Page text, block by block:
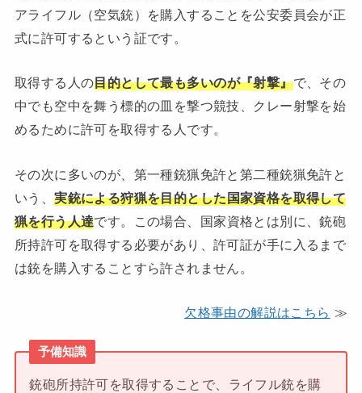
アライフル（空気銃）を購入することを公安委員会が正
式に許可するという証です。
取得する人の目的として最も多いのが『射撃』で、その
中でも空中を舞う標的の皿を撃つ競技、クレー射撃を始
めるために許可を取得する人です。
その次に多いのが、第一種銃猟免許と第二種銃猟免許と
いう、実銃による狩猟を目的とした国家資格を取得して
猟を行う人達です。この場合、国家資格とは別に、銃砲
所持許可を取得する必要があり、許可証が手に入るまで
は銃を購入することすら許されません。
欠格事由の解説はこちら ≫
予備知識
銃砲所持許可を取得することで、ライフル銃を購